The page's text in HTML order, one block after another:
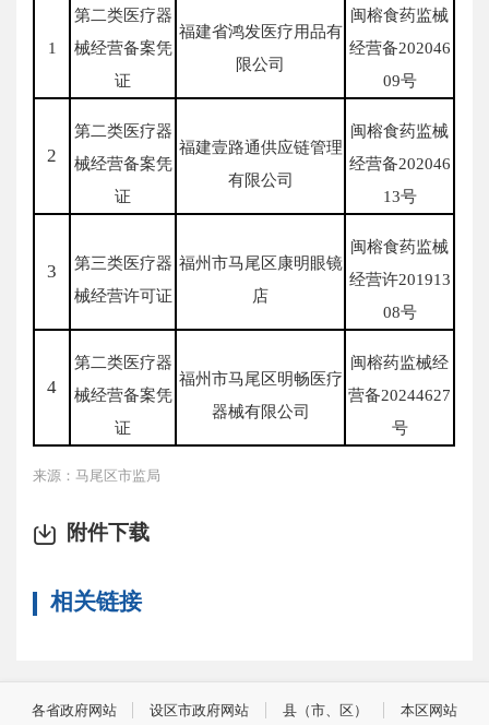
1
第二类医疗器
械经营备案凭
证
福建省鸿发医疗用品有
限公司
闽榕食药监械
经营备202046
09号
2
第二类医疗器
械经营备案凭
证
福建壹路通供应链管理
有限公司
闽榕食药监械
经营备202046
13号
3
第三类医疗器
械经营许可证
福州市马尾区康明眼镜
店
闽榕食药监械
经营许201913
08号
4
第二类医疗器
械经营备案凭
证
福州市马尾区明畅医疗
器械有限公司
闽榕药监械经
营备20244627
号
来源：马尾区市监局
附件下载
相关链接
各省政府网站 设区市政府网站 县（市、区） 本区网站